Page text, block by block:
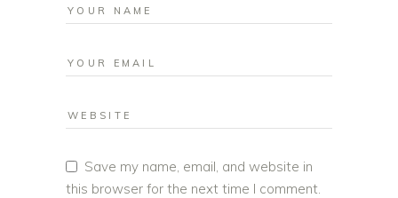
Save my name, email, and website in
this browser for the next time I comment.